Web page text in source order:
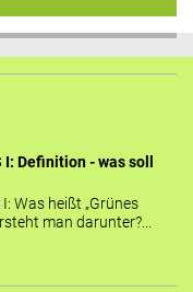
I: Definition - was soll
I: Was heißt „Grünes
man darunter?...